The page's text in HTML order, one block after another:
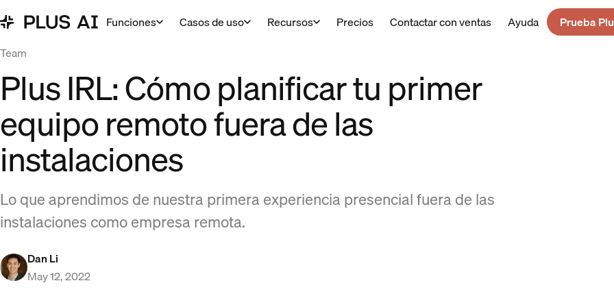
Funciones Casos de uso Recursos Precios Contactar con ventas Ayuda
Prueba
Team
Plus IRL: Cómo planificar tu primer
equipo remoto fuera de las
instalaciones
Lo que aprendimos de nuestra primera experiencia presencial fuera de las
instalaciones como empresa remota.
Dan Li
May 12, 2022